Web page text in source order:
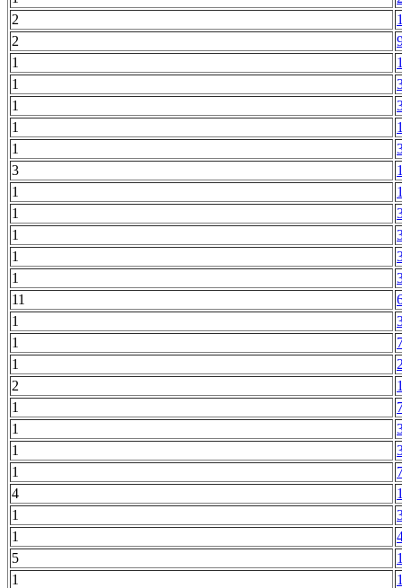
2
2
1
1
1
1
1
3
1
1
1
1
1
11
1
1
1
2
1
1
1
1
4
1
1
5
1